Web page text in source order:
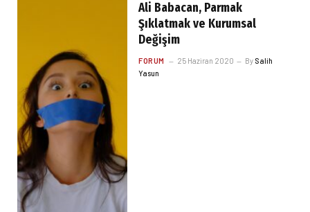
Ali Babacan, Parmak
Şıklatmak ve Kurumsal
Değişim
FORUM 25 Haziran 2020 By Salih
Yasun